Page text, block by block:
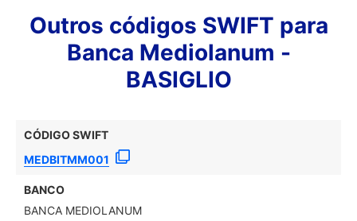
Outros códigos SWIFT para
Banca Mediolanum -
BASIGLIO
CÓDIGO SWIFT
MEDBITMM001
BANCO
BANCA MEDIOLANUM